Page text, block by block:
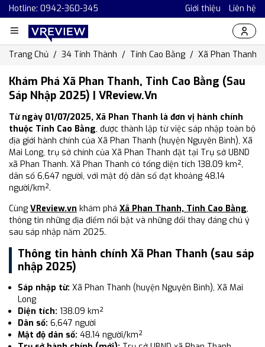
Hotline: 0942-360-345 Giới thiệu Liên hệ
Trang Chủ 34 Tỉnh Thành Tỉnh Cao Bằng Xã Phan Thanh
Khám Phá Xã Phan Thanh, Tỉnh Cao Bằng (Sau
Sáp Nhập 2025) | VReview.vn
Từ ngày 01/07/2025, Xã Phan Thanh là đơn vị hành chính
thuộc Tỉnh Cao Bằng, được thành lập từ việc sáp nhập toàn bộ
địa giới hành chính của Xã Phan Thanh (huyện Nguyên Bình), Xã
Mai Long, trụ sở chính của Xã Phan Thanh đặt tại Trụ sở UBND
xã Phan Thanh. Xã Phan Thanh có tổng diện tích 138.09 km²,
dân số 6,647 người, với mật độ dân số đạt khoảng 48.14
người/km².
Cùng VReview.vn khám phá Xã Phan Thanh, Tỉnh Cao Bằng,
thông tin những địa điểm nổi bật và những đổi thay đáng chú ý
sau sáp nhập năm 2025.
Thông tin hành chính Xã Phan Thanh (sau sáp
nhập 2025)
Sáp nhập từ: Xã Phan Thanh (huyện Nguyên Bình), Xã Mai
Long
Diện tích: 138.09 km²
Dân số: 6,647 người
Mật độ dân số: 48.14 người/km²